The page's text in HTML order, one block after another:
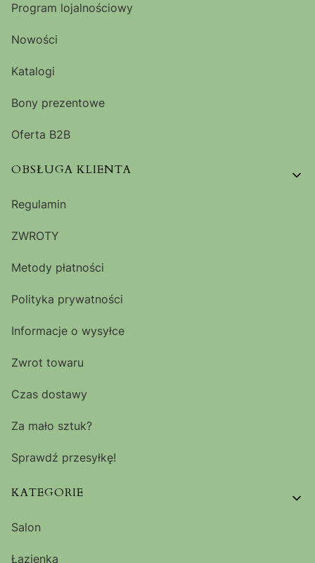
Program lojalnościowy
Nowości
Katalogi
Bony prezentowe
Oferta B2B
OBSŁUGA KLIENTA
Regulamin
ZWROTY
Metody płatności
Polityka prywatności
Informacje o wysyłce
Zwrot towaru
Czas dostawy
Za mało sztuk?
Sprawdź przesyłkę!
KATEGORIE
Salon
Łazienka